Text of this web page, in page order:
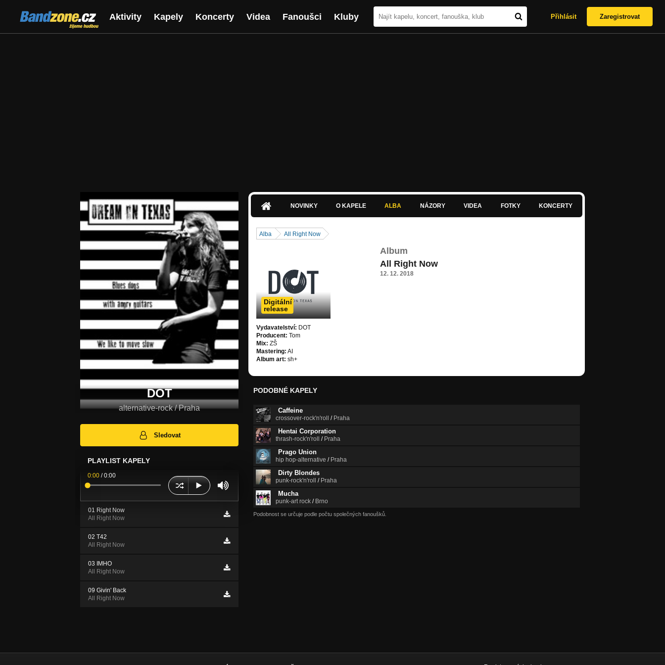
Bandzone.cz
žijeme hudbou
Aktivity Kapely Koncerty Videa Fanoušci Kluby Přihlásit Zaregistrovat
DOT
alternative-rock / Praha
Sledovat
PLAYLIST KAPELY
0:00 /0:00
01 Right Now
All Right Now
02 T42
All Right Now
03 IMHO
All Right Now
09 Givin' Back
All Right Now
NOVINKY O KAPELE ALBA NÁZORY VIDEA FOTKY KONCERTY
Alba All Right Now
Digitální
release
Vydavatelství: DOT
Producent: Tom
Mix: ZŠ
Mastering: AI
Album art: sh+
Album
All Right Now
12. 12. 2018
PODOBNÉ KAPELY
Caffeine
crossover-rock'n'roll / Praha
Hentai Corporation
thrash-rock'n'roll / Praha
Prago Union
hip hop-alternative / Praha
Dirty Blondes
punk-rock'n'roll / Praha
Mucha
punk-art rock / Brno
Podobnost se určuje podle počtu společných fanoušků.